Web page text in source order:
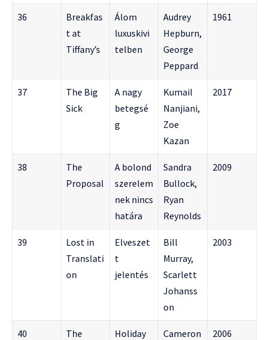
36
Breakfas
t at
Tiffany’s
Álom
luxuskivi
telben
Audrey
Hepburn,
George
Peppard
1961
37
The Big
Sick
A nagy
betegsé
g
Kumail
Nanjiani,
Zoe
Kazan
2017
38
The
Proposal
A bolond
szerelem
nek nincs
határa
Sandra
Bullock,
Ryan
Reynolds
2009
39
Lost in
Translati
on
Elveszet
t
jelentés
Bill
Murray,
Scarlett
Johanss
on
2003
40
The
Holiday
Cameron
2006